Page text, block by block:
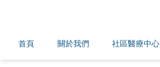
首頁 關於我們 社區醫療中心